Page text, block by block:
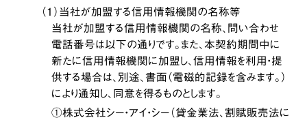
（１）当社が加盟する信用情報機関の名称等
当社が加盟する信用情報機関の名称、問い合わせ
電話番号は以下の通りです。また、本契約期間中に
新たに信用情報機関に加盟し、信用情報を利用・提
供する場合は、別途、書面（電磁的記録を含みます。）
により通知し、同意を得るものとします。
①株式会社シー・アイ・シー（貸金業法、割賦販売法に